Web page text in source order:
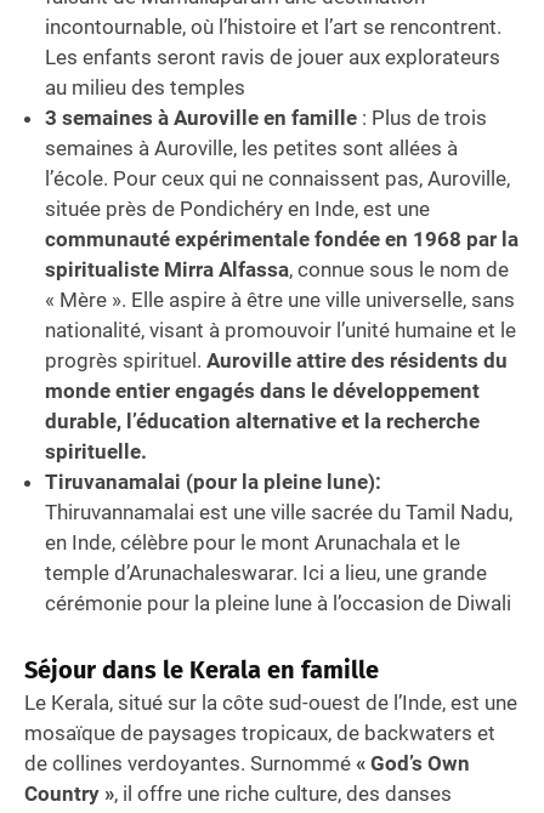
incontournable, où l’histoire et l’art se rencontrent.
Les enfants seront ravis de jouer aux explorateurs
au milieu des temples
3 semaines à Auroville en famille : Plus de trois
semaines à Auroville, les petites sont allées à
l’école. Pour ceux qui ne connaissent pas, Auroville,
située près de Pondichéry en Inde, est une
communauté expérimentale fondée en 1968 par la
spiritualiste Mirra Alfassa, connue sous le nom de
« Mère ». Elle aspire à être une ville universelle, sans
nationalité, visant à promouvoir l’unité humaine et le
progrès spirituel. Auroville attire des résidents du
monde entier engagés dans le développement
durable, l’éducation alternative et la recherche
spirituelle.
Tiruvanamalai (pour la pleine lune):
Thiruvannamalai est une ville sacrée du Tamil Nadu,
en Inde, célèbre pour le mont Arunachala et le
temple d’Arunachaleswarar. Ici a lieu, une grande
cérémonie pour la pleine lune à l’occasion de Diwali
Séjour dans le Kerala en famille
Le Kerala, situé sur la côte sud-ouest de l’Inde, est une
mosaïque de paysages tropicaux, de backwaters et
de collines verdoyantes. Surnommé « God’s Own
Country », il offre une riche culture, des danses